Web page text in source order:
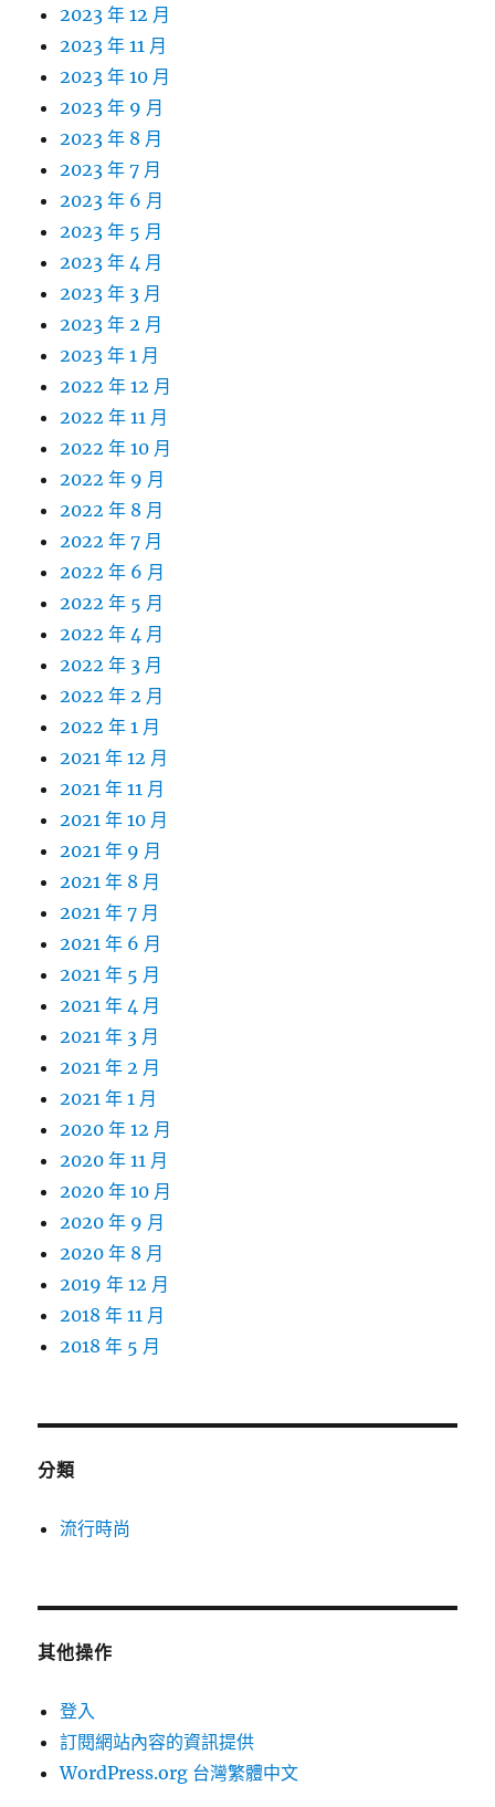
2023 年 12 月
2023 年 11 月
2023 年 10 月
2023 年 9 月
2023 年 8 月
2023 年 7 月
2023 年 6 月
2023 年 5 月
2023 年 4 月
2023 年 3 月
2023 年 2 月
2023 年 1 月
2022 年 12 月
2022 年 11 月
2022 年 10 月
2022 年 9 月
2022 年 8 月
2022 年 7 月
2022 年 6 月
2022 年 5 月
2022 年 4 月
2022 年 3 月
2022 年 2 月
2022 年 1 月
2021 年 12 月
2021 年 11 月
2021 年 10 月
2021 年 9 月
2021 年 8 月
2021 年 7 月
2021 年 6 月
2021 年 5 月
2021 年 4 月
2021 年 3 月
2021 年 2 月
2021 年 1 月
2020 年 12 月
2020 年 11 月
2020 年 10 月
2020 年 9 月
2020 年 8 月
2019 年 12 月
2018 年 11 月
2018 年 5 月
分類
流行時尚
其他操作
登入
訂閱網站內容的資訊提供
WordPress.org 台灣繁體中文